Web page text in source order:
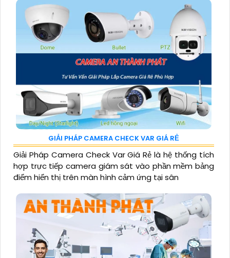
GIẢI PHÁP CAMERA CHECK VAR GIÁ RẺ
Giải Pháp Camera Check Var Giá Rẻ là hệ thống tích
hợp trực tiếp camera giám sát vào phần mềm bảng
điểm hiển thị trên màn hình cảm ứng tại sân